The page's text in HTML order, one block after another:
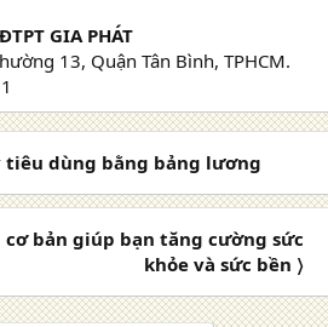
GIA PHÁT
13, Quận Tân Bình, TPHCM.
tiêu dùng bằng bảng lương
cơ bản giúp bạn tăng cường sức
khỏe và sức bền 〉